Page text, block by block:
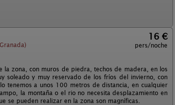
16 €
pers/noche
la zona, con muros de piedra, techos de madera, en los
soleado y muy reservado de los fríos del invierno, con
tenemos a unos 100 metros de distancia, en cualquier
la montaña o el rio no necesita desplazamiento en
se pueden realizar en la zona son magníficas.